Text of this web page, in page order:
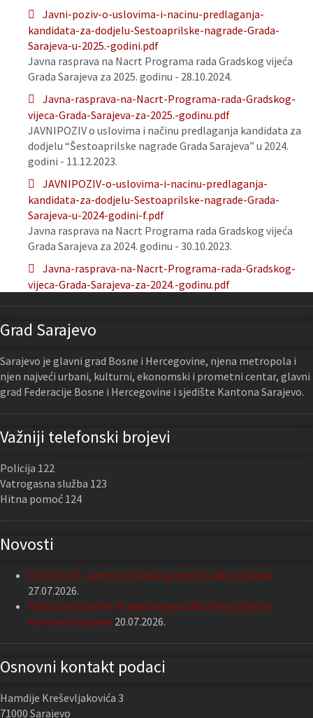
Javni-poziv-o-uslovima-i-nacinu-predlaganja-
kandidata-za-dodjelu-Sestoaprilske-nagrade-Grada-
Sarajeva-u-2025.-godini.pdf
Javna rasprava na Nacrt Programa rada Gradskog vijeća
Grada Sarajeva za 2025. godinu - 28.10.2024.
Javna-rasprava-na-Nacrt-Programa-rada-Gradskog-
vijeca-Grada-Sarajeva-za-2025.-godinu.pdf
JAVNIPOZIV o uslovima i načinu predlaganja kandidata za
dodjelu “Šestoaprilske nagrade Grada Sarajeva” u 2024.
godini - 11.12.2023.
JAVNIPOZIV-o-uslovima-i-nacinu-predlaganja-
kandidata-za-dodjelu-Sestoaprilske-nagrade-Grada-
Sarajeva-u-2024-godini-f.pdf
Javna rasprava na Nacrt Programa rada Gradskog vijeća
Grada Sarajeva za 2024. godinu - 30.10.2023.
Javna-rasprava-na-Nacrt-Programa-rada-Gradskog-
vijeca-Grada-Sarajeva-za-2024.-godinu.pdf
Grad Sarajevo
Sarajevo je glavni grad Bosne i Hercegovine, njena metropola i
njen najveći urbani, kulturni, ekonomski i prometni centar, glavni
grad Federacije Bosne i Hercegovine i sjedište Kantona Sarajevo.
Važniji telefonski brojevi
Policija 122
Vatrogasna služba 123
Hitna pomoć 124
Novosti
Održana 13. sjednica Gradskog vijeća Grada Sarajeva
27.07.2026.
Nastavak podrške Grada Sarajeva Udruženju slijepih
Kantona Sarajevo 20.07.2026.
Osnovni kontakt podaci
Hamdije Kreševljakovića 3
71000 Sarajevo